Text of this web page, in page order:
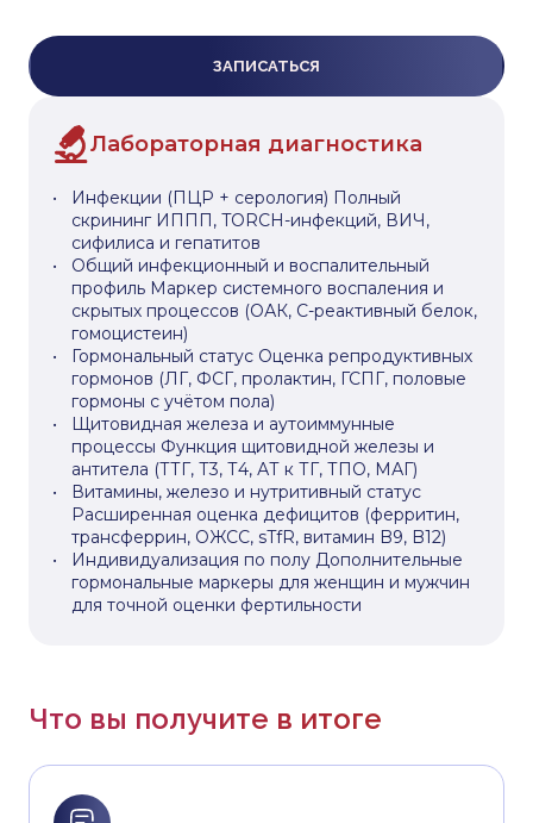
ЗАПИСАТЬСЯ
Лабораторная диагностика
Инфекции (ПЦР + серология) Полный
скрининг ИППП, TORCH-инфекций, ВИЧ,
сифилиса и гепатитов
Общий инфекционный и воспалительный
профиль Маркер системного воспаления и
скрытых процессов (ОАК, С-реактивный белок,
гомоцистеин)
Гормональный статус Оценка репродуктивных
гормонов (ЛГ, ФСГ, пролактин, ГСПГ, половые
гормоны с учётом пола)
Щитовидная железа и аутоиммунные
процессы Функция щитовидной железы и
антитела (ТТГ, Т3, Т4, АТ к ТГ, ТПО, МАГ)
Витамины, железо и нутритивный статус
Расширенная оценка дефицитов (ферритин,
трансферрин, ОЖСС, sTfR, витамин B9, B12)
Индивидуализация по полу Дополнительные
гормональные маркеры для женщин и мужчин
для точной оценки фертильности
Что вы получите в итоге